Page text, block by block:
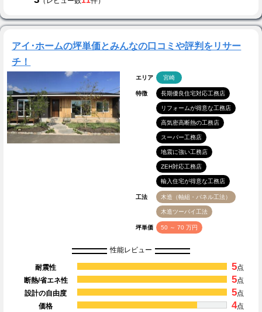
アイ･ホームの坪単価とみんなの口コミや評判をリサー
チ！
エリア 宮崎
特徴 長期優良住宅対応工務店
リフォームが得意な工務店
高気密高断熱の工務店
スーパー工務店
地震に強い工務店
ZEH対応工務店
輸入住宅が得意な工務店
工法 木造（軸組・パネル工法）
木造ツーバイ工法
坪単価 50 ～ 70 万円
性能レビュー
耐震性 5点
断熱/省エネ性
5点
設計の自由度
5点
価格
4点